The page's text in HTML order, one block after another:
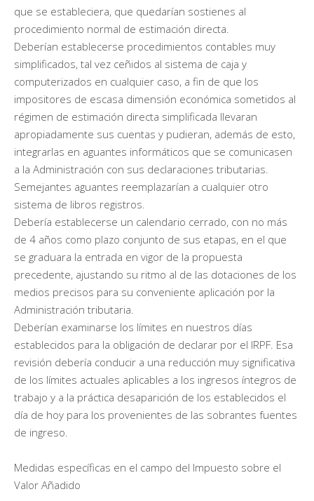
que se estableciera, que quedarían sostienes al
procedimiento normal de estimación directa.
Deberían establecerse procedimientos contables muy
simplificados, tal vez ceñidos al sistema de caja y
computerizados en cualquier caso, a fin de que los
impositores de escasa dimensión económica sometidos al
régimen de estimación directa simplificada llevaran
apropiadamente sus cuentas y pudieran, además de esto,
integrarlas en aguantes informáticos que se comunicasen
a la Administración con sus declaraciones tributarias.
Semejantes aguantes reemplazarían a cualquier otro
sistema de libros registros.
Debería establecerse un calendario cerrado, con no más
de 4 años como plazo conjunto de sus etapas, en el que
se graduara la entrada en vigor de la propuesta
precedente, ajustando su ritmo al de las dotaciones de los
medios precisos para su conveniente aplicación por la
Administración tributaria.
Deberían examinarse los límites en nuestros días
establecidos para la obligación de declarar por el IRPF. Esa
revisión debería conducir a una reducción muy significativa
de los límites actuales aplicables a los ingresos íntegros de
trabajo y a la práctica desaparición de los establecidos el
día de hoy para los provenientes de las sobrantes fuentes
de ingreso.
Medidas específicas en el campo del Impuesto sobre el
Valor Añadido